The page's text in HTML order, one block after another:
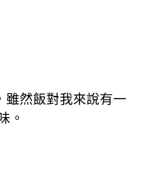
雖然飯對我來說有一
。